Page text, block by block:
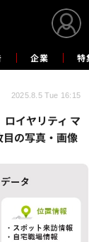
企業 特
イヤリティ マ
の写真・画像
2025.8.5 Tue 16:15